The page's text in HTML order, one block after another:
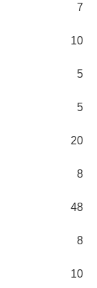
7
10
5
5
20
8
48
8
10